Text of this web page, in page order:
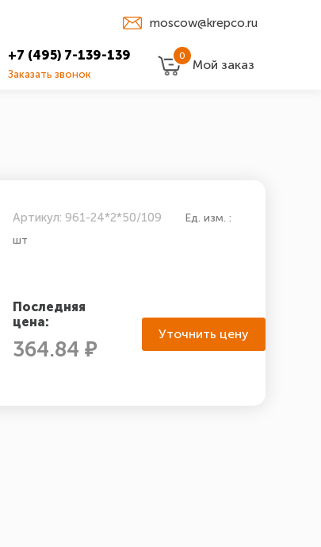
moscow@krepco.ru
+7 (495) 7-139-139
Заказать звонок
0
Мой заказ
Артикул: 961-24*2*50/109
Ед. изм. :
шт
Последняя
цена:
364.84 ₽
Уточнить цену